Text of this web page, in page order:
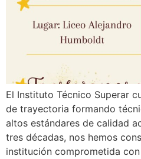
El Instituto Técnico Superar
de trayectoria formando
altos estándares de calidad
tres décadas, nos hemos
institución comprometida